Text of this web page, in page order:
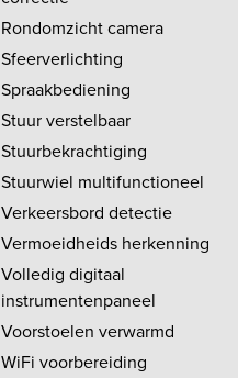
Rondomzicht camera
Sfeerverlichting
Spraakbediening
Stuur verstelbaar
Stuurbekrachtiging
Stuurwiel multifunctioneel
Verkeersbord detectie
Vermoeidheids herkenning
Volledig digitaal
instrumentenpaneel
Voorstoelen verwarmd
WiFi voorbereiding